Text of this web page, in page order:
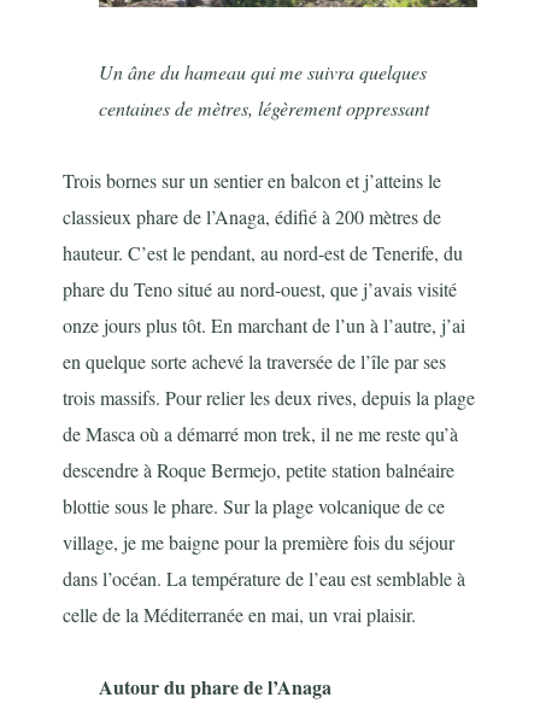
Un âne du hameau qui me suivra quelques
centaines de mètres, légèrement oppressant
Trois bornes sur un sentier en balcon et j’atteins le
classieux phare de l’Anaga, édifié à 200 mètres de
hauteur. C’est le pendant, au nord-est de Tenerife, du
phare du Teno situé au nord-ouest, que j’avais visité
onze jours plus tôt. En marchant de l’un à l’autre, j’ai
en quelque sorte achevé la traversée de l’île par ses
trois massifs. Pour relier les deux rives, depuis la plage
de Masca où a démarré mon trek, il ne me reste qu’à
descendre à Roque Bermejo, petite station balnéaire
blottie sous le phare. Sur la plage volcanique de ce
village, je me baigne pour la première fois du séjour
dans l’océan. La température de l’eau est semblable à
celle de la Méditerranée en mai, un vrai plaisir.
Autour du phare de l’Anaga